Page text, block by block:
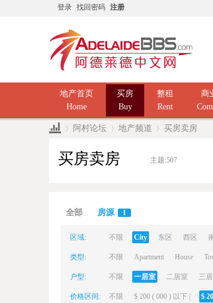
登录 找回密码 注册
地产首页
Home
买房
Buy
整租
Rent
商
阿村论坛 地产频道 买房卖房
买房卖房 主题:507
全部 房源 1
区域: 不限 City 东区 西区
类型: 不限 Apartment House
户型: 不限 一居室 二居室 三
价格区间: 不限 $ 200 ( 000 ) 以下 | $